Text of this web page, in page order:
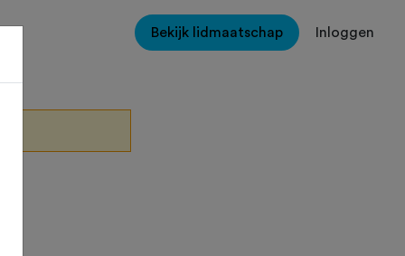
Bekijk lidmaatschap Inloggen